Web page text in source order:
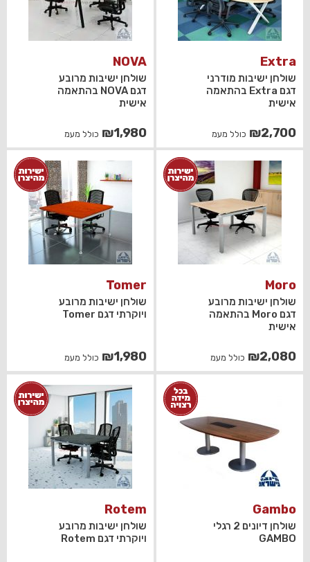
Extra
שולחן ישיבות מודרני
דגם Extra בהתאמה
אישית
₪2,700 כולל מעמ
NOVA
שולחן ישיבות מרובע
דגם NOVA בהתאמה
אישית
₪1,980 כולל מעמ
Moro
שולחן ישיבות מרובע
דגם Moro בהתאמה
אישית
₪2,080 כולל מעמ
Tomer
שולחן ישיבות מרובע
ויוקרתי דגם Tomer
₪1,980 כולל מעמ
Gambo
שולחן דיונים 2 רגלי
GAMBO
Rotem
שולחן ישיבות מרובע
ויוקרתי דגם Rotem